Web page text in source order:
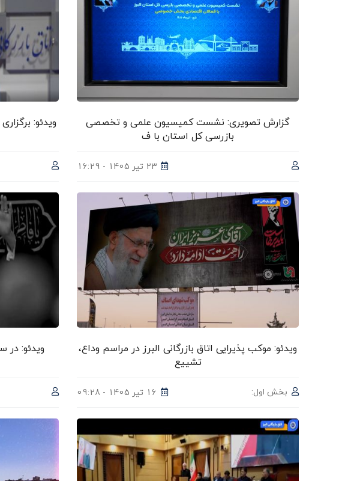
گزارش تصویری: نشست کمیسیون علمی و تخصصی
بازرسی کل استان با ف
23 تیر 1405 - 16:29
ویدئو:
ویدئو: موکب پذیرایی اتاق بازرگانی البرز در مراسم وداع،
تشییع
بخش اول: 16 تیر 1405 - 09:28
ویدئو: